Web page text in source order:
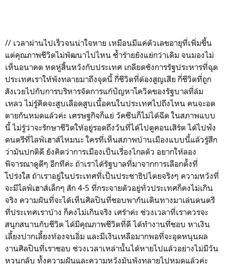
// เวลาผ่านไปเร็วจนน่าใจหาย เหมือนมีแค่ตัวเลขอายุที่เพิ่มขึ้น
แต่คุณภาพชีวิตไม่พัฒนาไปไหน ซ้ำร้ายยังแย่กว่าเดิม จนมองไม่
เห็นอนาคต หดหู่สิ้นหวังกับประเทศ เกลียดชังการรัฐประหารที่ฉุด
ประเทศเราให้พังทลายมาถึงจุดนี้ กี่ชีวิตที่ต้องสูญเสีย กี่ชีวิตที่ถูก
สังเวยไปกับการบริหารจัดการแก้ปัญหาโควิดของรัฐบาลที่ล้ม
เหลว ไม่รู้คิดจะสูบเลือดสูบเนื้อคนในประเทศไปถึงไหน คนจะอด
ตายกันหมดแล้วค่ะ เศรษฐกิจก็แย่ วัคซีนก็ไม่ได้ฉีด ในสภาพแบบ
นี้ ไม่รู้ว่าจะรักษาชีวิตให้อยู่รอดถึงวันที่ได้ไปดูคอนเสิร์ต ได้ไปฟัง
ดนตรีที่ไลฟ์เฮาส์ไหมนะ ใครที่เห็นสภาพบ้านเมืองแบบนี้แล้วรู้สึก
ว่ามันปกติดี ยังคิดว่าการเมืองเป็นเรื่องไกลตัว อยากให้ลอง
พิจารณาดูดีๆ อีกทีค่ะ ถ้าเราได้รัฐบาลที่มาจากการเลือกตั้งที่
โปร่งใส ถ้าเราอยู่ในประเทศที่เป็นประชาธิปไตยจริงๆ ความหวังที่
จะมีไลฟ์เฮาส์เล็กๆ สัก 4-5 ที่กระจายตัวอยู่ทั่วประเทศก็คงไม่เกิน
จริง ความฝันที่จะได้เห็นศิลปินที่ชอบพากันเดินทางมาเล่นดนตรี
ที่ประเทศเราบ้าง ก็คงไม่เกินจริง เศร้าค่ะ ช่วงเวลาที่เราควรจะ
สนุกสนานกับชีวิต ได้มีคุณภาพชีวิตที่ดี ได้ทำงานที่ชอบ หาเงิน
เลี้ยงปากเลี้ยงท้องจนอิ่ม และมีเงินเหลือมากพอที่จะอุดหนุนผล
งานศิลปินที่เราชอบ ช่วงเวลาเหล่านั้นได้หายไปแล้วอย่างไม่มีวัน
หวนกลับ ทั้งความฝันและความหวังมันพังทลายไปหมดแล้วค่ะ